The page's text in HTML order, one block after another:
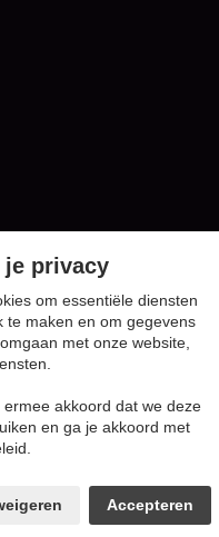
policy
je privacy
om essentiële diensten
te maken en om gegevens
met onze website,
ermee akkoord dat we deze
en ga je akkoord met
Accepteren